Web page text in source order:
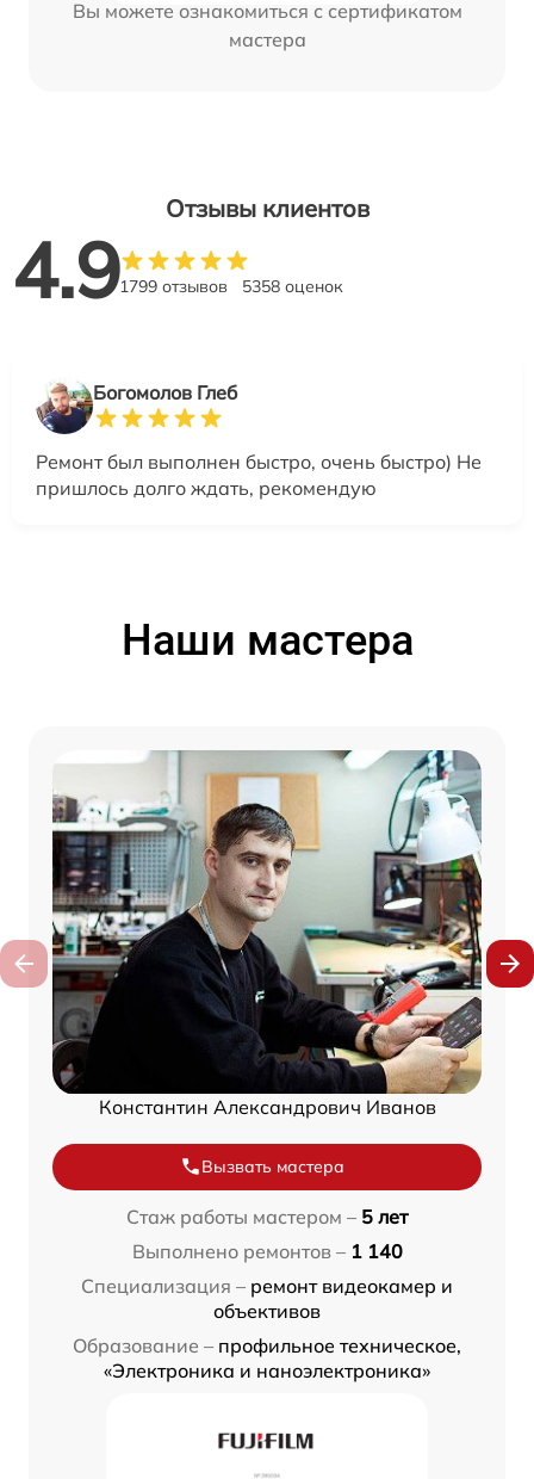
Вы можете ознакомиться с сертификатом
мастера
Отзывы клиентов
4.91799 отзывов 5358 оценок
Богомолов Глеб
Ремонт был выполнен быстро, очень быстро) Не
пришлось долго ждать, рекомендую
Наши мастера
Константин Александрович Иванов
Вызвать мастера
Стаж работы мастером – 5 лет
Выполнено ремонтов – 1 140
Специализация – ремонт видеокамер и
объективов
Образование – профильное техническое,
«Электроника и наноэлектроника»